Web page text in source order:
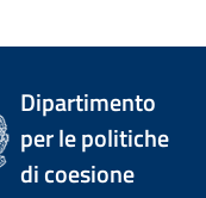
Dipartimento
per le politiche
di coesione